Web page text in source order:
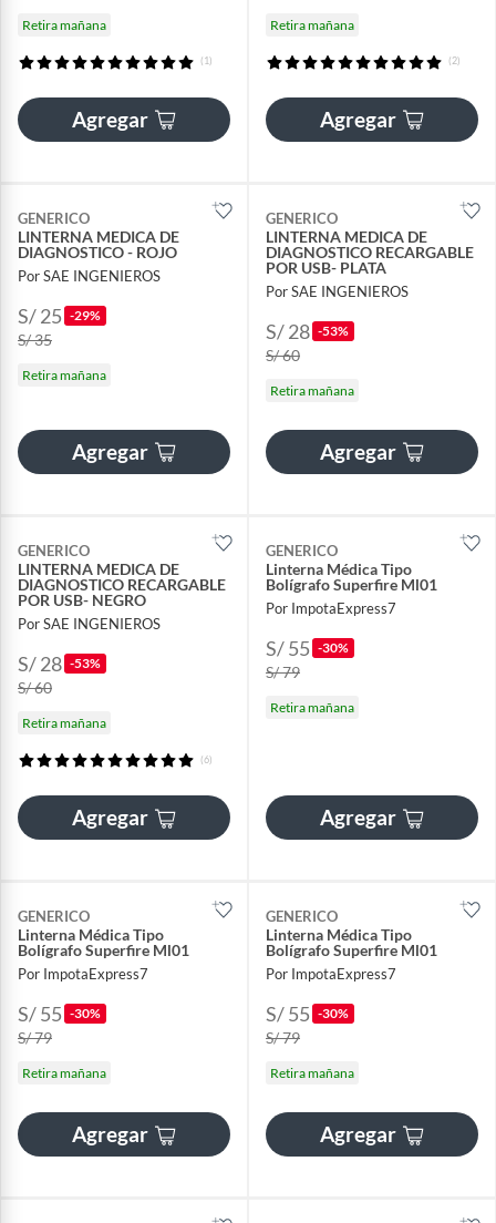
Retira mañana
(1)
Agregar
Retira mañana
(2)
Agregar
GENERICO
LINTERNA MEDICA DE
DIAGNOSTICO - ROJO
Por SAE INGENIEROS
S/ 25 -29%
S/ 35
Retira mañana
Agregar
GENERICO
LINTERNA MEDICA DE
DIAGNOSTICO RECARGABLE
POR USB- PLATA
Por SAE INGENIEROS
S/ 28 -53%
S/ 60
Retira mañana
Agregar
GENERICO
LINTERNA MEDICA DE
DIAGNOSTICO RECARGABLE
POR USB- NEGRO
Por SAE INGENIEROS
S/ 28 -53%
S/ 60
Retira mañana
(6)
Agregar
GENERICO
Linterna Médica Tipo
Bolígrafo Superfire Ml01
Por ImpotaExpress7
S/ 55 -30%
S/ 79
Retira mañana
Agregar
GENERICO
Linterna Médica Tipo
Bolígrafo Superfire Ml01
Por ImpotaExpress7
S/ 55 -30%
S/ 79
Retira mañana
Agregar
GENERICO
Linterna Médica Tipo
Bolígrafo Superfire Ml01
Por ImpotaExpress7
S/ 55 -30%
S/ 79
Retira mañana
Agregar